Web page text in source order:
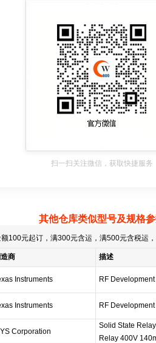
扫一扫关注微信，获取快捷服务
其他仓库类似型号及规格
100元起订，满300元含运，满500元含税运
商 描述
Instruments RF
Instruments RF
Corporation
Solid State
Relay 400V